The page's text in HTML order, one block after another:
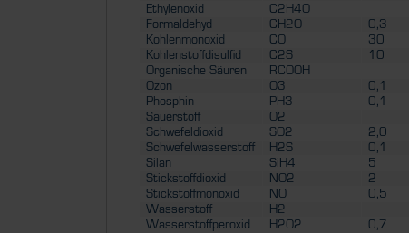
Ethylenoxid
C2H4O
Formaldehyd
CH2O 0,3
Kohlenmonoxid
CO 30
Kohlenstoffdisulfid
C2S 10
Organische Säuren
RCOOH
Ozon
O3 0,1
Phosphin
PH3 0,1
Sauerstoff
O2
Schwefeldioxid
SO2 2,0
Schwefelwasserstoff
H2S 0,1
Silan
SiH4 5
Stickstoffdioxid
NO2 2
Stickstoffmonoxid
NO 0,5
Wasserstoff
H2
Wasserstoffperoxid
H2O2 0,7